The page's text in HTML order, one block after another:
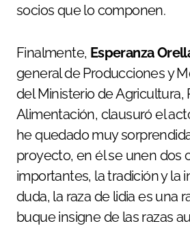
socios que lo componen.
Finalmente, Esperanza
general de Producciones y
del Ministerio de Agricultura,
Alimentación, clausuró el
he quedado muy
proyecto, en él se unen dos
importantes, la tradición y la
duda, la raza de lidia es una
buque insigne de las razas